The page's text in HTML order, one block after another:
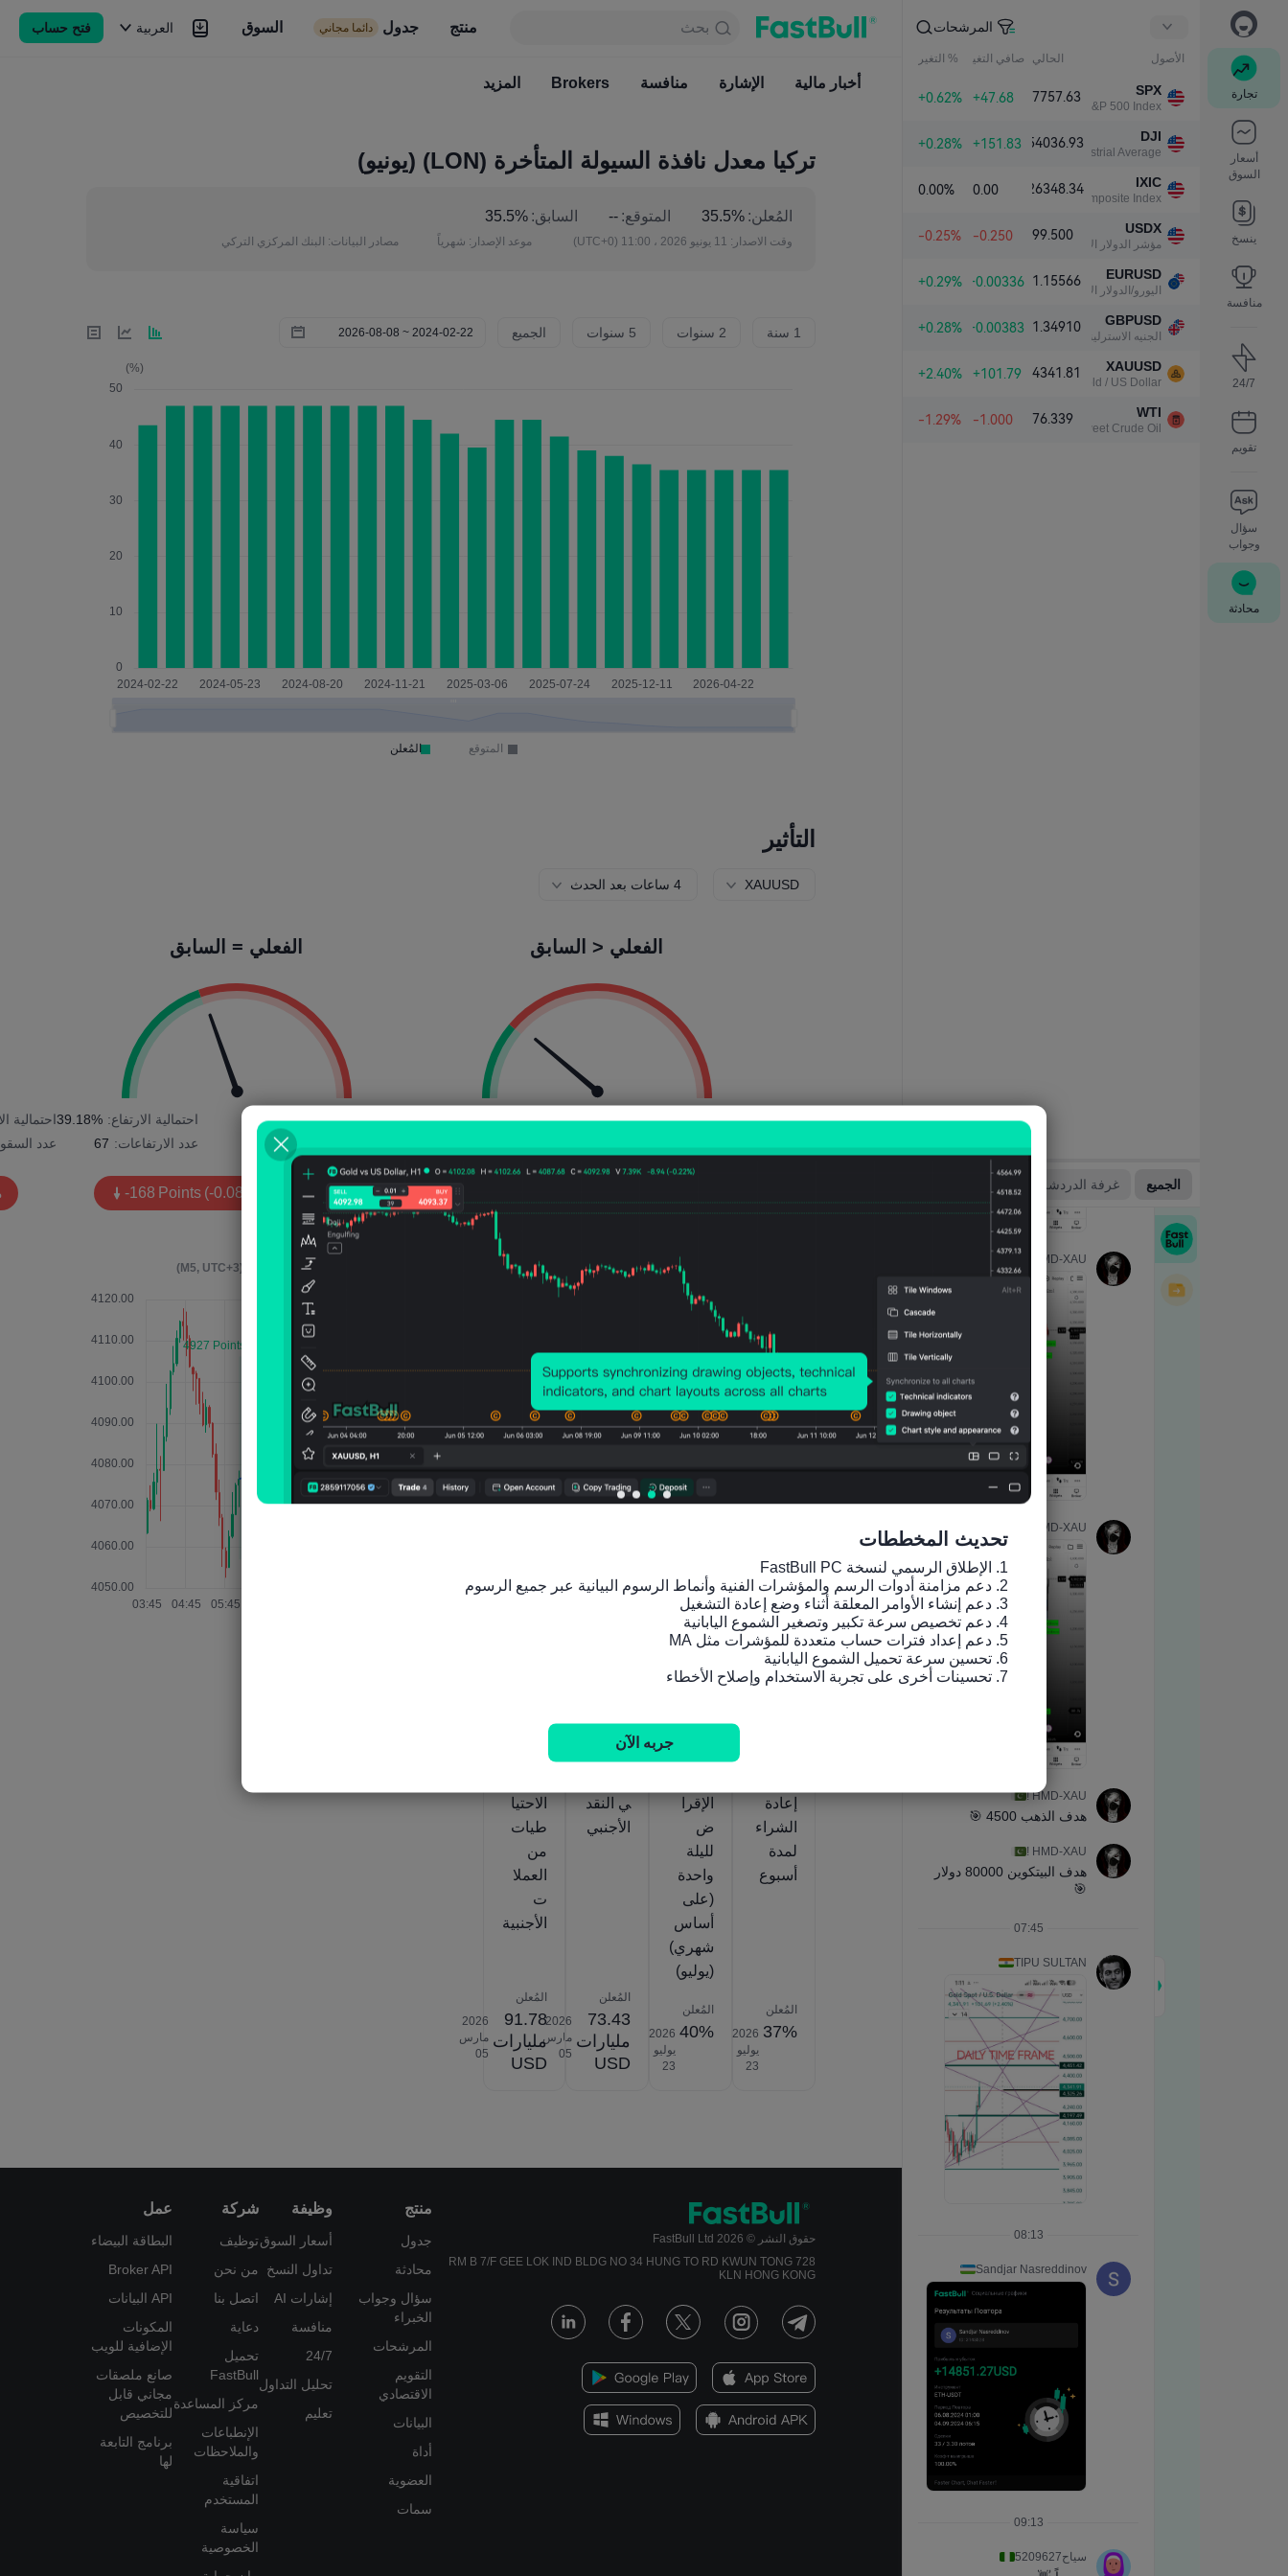
تجارة
أسعار
السوق
ينسخ
منافسة
24/7
تقويم
سؤال
وجواب
محادثة
المرشحات
الأصول الحالي صافي التغير % التغير
SPX
S&P 500 Index
7757.63
+47.68
+0.62%
DJI
Dow Jones Industrial Average
54036.93
+151.83
+0.28%
IXIC
NASDAQ Composite Index
26348.34
0.00
0.00%
USDX
مؤشر الدولار الأمريكي
99.500
-0.250
-0.25%
EURUSD
اليورو/الدولار الأمريكي
1.15566
+0.00336
+0.29%
GBPUSD
الجنيه الاسترليني/الدولار الأمريكي
1.34910
+0.00383
+0.28%
XAUUSD
Gold / US Dollar
4341.81
+101.79
+2.40%
WTI
Light Sweet Crude Oil
76.339
-1.000
-1.29%
بحث منتج جدول دائما مجاني السوق
أخبار مالية الإشارة منافسة
العربية فتح حساب
بحث
دائما مجاني السوق
أخبار مالية الإشارة منافسة Brokers المزيد
تركيا معدل نافذة السيولة المتأخرة (LON) (يونيو)
المُعلن: 35.5% المتوقع: -- السابق: 35.5%
وقت الاصدار: 11 يونيو 2026 ، 11:00 (UTC+0) موعد الإصدار: شهرياً مصادر البيانات: البنك المركزي التركي
1 سنة 2 سنوات 5 سنوات الجميع
التأثير
XAUUSD 4 ساعات بعد الحدث
الفعلي < السابق
احتمالية الارتفاع: 22.30%
احتمالية الانخفاض: 77.70%
الفعلي = السابق
احتمالية الارتفاع: 39.18%
عدد الارتفاعات: 67
احتمالية الانخفاض: 60.82%
متوسط التقلب: -168 Points (-0.08%)
احتمالية
عدد
الرسم البياني لسعر (M5, UTC+3)
إعادة
الشراء
لمدة
أسبوع
المُعلن
37%
2026‎
يوليو
‎23
الإقرا
ض
لليلة
واحدة
(على
أساس
شهري)
(يوليو)
المُعلن
40%
2026‎
يوليو
‎23
تركيا
ي النقد
الأجنبي
المُعلن
73.43
مليارات
USD
2026‎
مارس
‎05
الاحتيا
طيات
من
العملا
ت
الأجنبية
المُعلن
91.78
مليارات
USD
2026‎
مارس
‎05
حقوق النشر © 2026 FastBull Ltd
728 RM B 7/F GEE LOK IND BLDG NO 34 HUNG TO RD KWUN TONG
KLN HONG KONG
منتج
جدول
محادثة
سؤال وجواب
الخبراء
المرشحات
التقويم
الاقتصادي
البيانات
أداة
العضوية
سمات
وظيفة
أسعار السوق
تداول النسخ
إشارات AI
منافسة
24/7
تحليل التداول
تعليم
شركة
توظيف
من نحن
اتصل بنا
دعاية
تحميل
FastBull
مركز المساعدة
الإنطباعات
والملاحظات
اتفاقية
المستخدم
سياسة
الخصوصية
عمل
البطاقة البيضاء
Broker API
API البيانات
المكونات
الإضافية للويب
صانع ملصقات
مجاني قابل
للتخصيص
برنامج التابعة
لها
تحديث المخططات
7. تحسينات أخرى على تجربة الاستخدام وإصلاح الأخطاء
جربه الآن